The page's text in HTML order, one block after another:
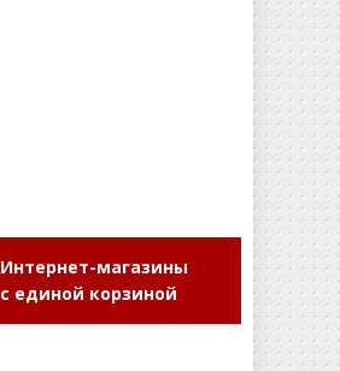
Интернет-магазины
с единой корзиной